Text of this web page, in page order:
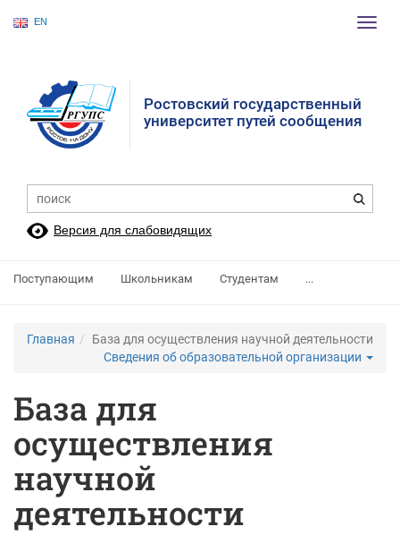
EN
Ростовский государственный
университет путей сообщения
Версия для слабовидящих
Поступающим Школьникам Студентам ...
Главная
База для осуществления научной деятельности
Сведения об образовательной организации
База для
осуществления
научной
деятельности